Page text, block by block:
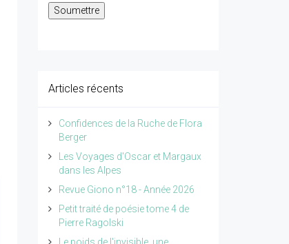
Articles récents
Confidences de la Ruche de Flora
Berger
Les Voyages d'Oscar et Margaux
dans les Alpes
Revue Giono n°18 - Année 2026
Petit traité de poésie tome 4 de
Pierre Ragolski